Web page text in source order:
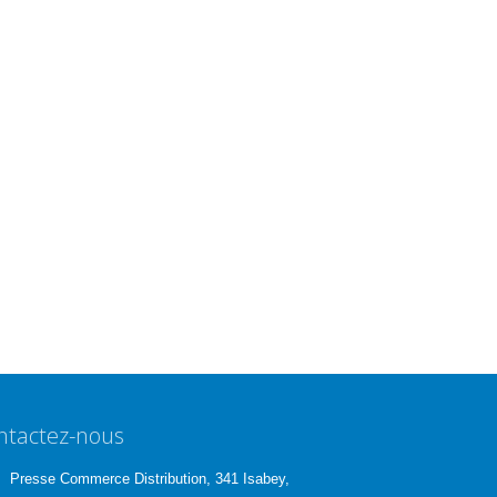
nous
Presse Commerce Distribution, 341 Isabey,